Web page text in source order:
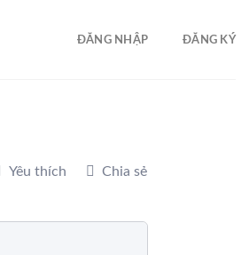
ĐĂNG NHẬP ĐĂNG KÝ
Yêu thích Chia sẻ